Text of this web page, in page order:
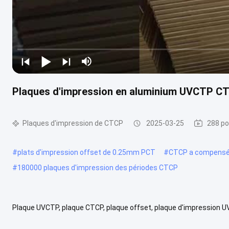
Plaques d'impression en aluminium UVCTP
Plaques d'impression de CTCP 2025-03-25 288
#plats d'impression offset de 0.25mm PCT #CTCP a
#180000 plaques d'impression des périodes CTCP
Plaque UVCTP, plaque CTCP, plaque offset, plaque d'impression